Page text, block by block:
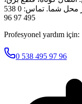
حوادث برقی — در کمتر از ۳۰ دقیقه در محل شما. تماس: 0 538
495 97 96
Profesyonel yardım için:
0 538 495 97 96